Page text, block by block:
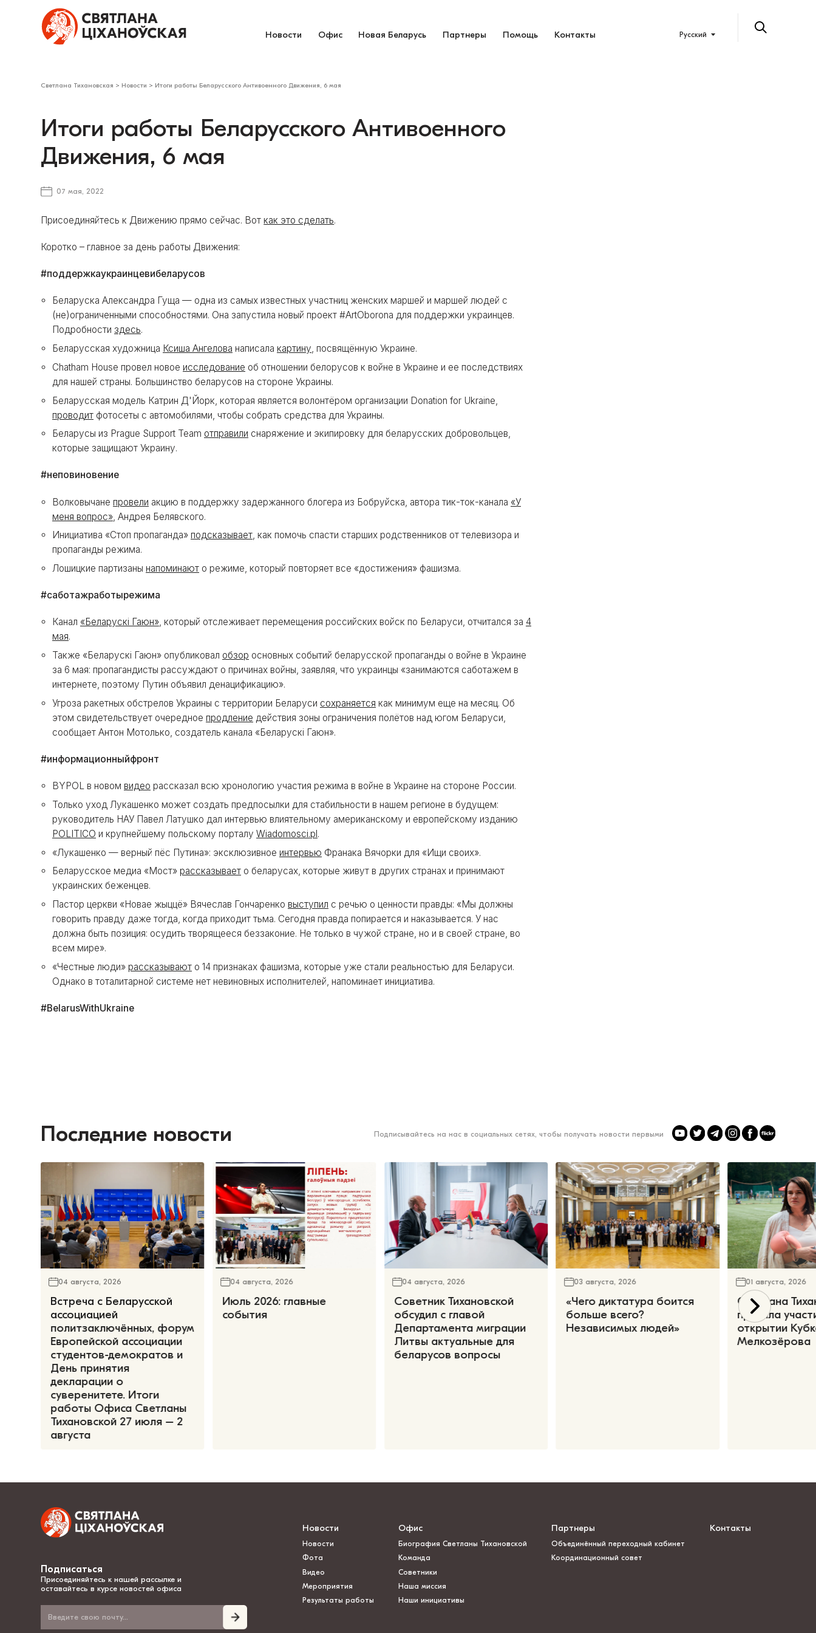
Новости Офис Новая Беларусь Партнеры Помощь Контакты Русский
Светлана Тихановская > Новости > Итоги работы Беларусского Антивоенного Движения, 6 мая
Итоги работы Беларусского Антивоенного
Движения, 6 мая
07 мая, 2022
Присоединяйтесь к Движению прямо сейчас. Воткак это сделать.
Коротко – главное за день работы Движения:
#поддержкаукраинцевибеларусов
Беларуска Александра Гуща — одна из самых известных участниц женских маршей и маршей людей с
(не)ограниченными способностями. Она запустила новый проект #ArtOborona для поддержки украинцев.
Подробности здесь.
Беларусская художница Ксиша Ангелова написала картину, посвящённую Украине.
Chatham House провел новое исследование об отношении белорусов к войне в Украине и ее последствиях
для нашей страны. Большинство беларусов на стороне Украины.
Беларусская модель Катрин Д'Йорк, которая является волонтёром организации Donation for Ukraine,
проводит фотосеты с автомобилями, чтобы собрать средства для Украины.
Беларусы из Prague Support Team отправили снаряжение и экипировку для беларусских добровольцев,
которые защищают Украину.
#неповиновение
Волковычане провели акцию в поддержку задержанного блогера из Бобруйска, автора тик-ток-канала «У
меня вопрос» , Андрея Белявского.
Инициатива «Стоп пропаганда» подсказывает, как помочь спасти старших родственников от телевизора и
пропаганды режима.
Лошицкие партизаны напоминают о режиме, который повторяет все «достижения» фашизма.
#саботажработырежима
Канал «Беларускі Гаюн», который отслеживает перемещения российских войск по Беларуси, отчитался за 4
мая.
Также «Беларускі Гаюн» опубликовал обзор основных событий беларусской пропаганды о войне в Украине
за 6 мая: пропагандисты рассуждают о причинах войны, заявляя, что украинцы «занимаются саботажем в
интернете, поэтому Путин объявил денацификацию».
Угроза ракетных обстрелов Украины с территории Беларуси сохраняется как минимум еще на месяц. Об
этом свидетельствует очередное продление действия зоны ограничения полётов над югом Беларуси,
сообщает Антон Мотолько, создатель канала «Беларускі Гаюн».
#информационныйфронт
BYPOL в новом видео рассказал всю хронологию участия режима в войне в Украине на стороне России.
Только уход Лукашенко может создать предпосылки для стабильности в нашем регионе в будущем:
руководитель НАУ Павел Латушко дал интервью влиятельному американскому и европейскому изданию
POLITICO и крупнейшему польскому порталу Wiadomosci.pl.
«Лукашенко — верный пёс Путина»: эксклюзивное интервью Франака Вячорки для «Ищи своих».
Беларусское медиа «Мост» рассказывает о беларусах, которые живут в других странах и принимают
украинских беженцев.
Пастор церкви «Новае жыццё» Вячеслав Гончаренко выступил с речью о ценности правды: «Мы должны
говорить правду даже тогда, когда приходит тьма. Сегодня правда попирается и наказывается. У нас
должна быть позиция: осудить творящееся беззаконие. Не только в чужой стране, но и в своей стране, во
всем мире».
«Честные люди» рассказывают о 14 признаках фашизма, которые уже стали реальностью для Беларуси.
Однако в тоталитарной системе нет невиновных исполнителей, напоминает инициатива.
#BelarusWithUkraine
Последние новости Подписывайтесь на нас в социальных сетях, чтобы получать новости первыми
04 августа, 2026
Встреча с Беларусской
ассоциацией
политзаключённых, форум
Европейской ассоциации
студентов-демократов и
День принятия
декларации о
суверенитете. Итоги
работы Офиса Светланы
Тихановской 27 июля – 2
августа
04 августа, 2026
Июль 2026: главные
события
04 августа, 2026
Советник Тихановской
обсудил с главой
Департамента миграции
Литвы актуальные для
беларусов вопросы
03 августа, 2026
«Чего диктатура боится
больше всего?
Независимых людей»
01 августа, 2026
Светлана
приняла
открытии
Мелкозёрова
Подписаться
Присоединяйтесь к нашей рассылке и
оставайтесь в курсе новостей офиса
Новости
Новости
Фота
Видео
Мероприятия
Результаты работы
Офис
Биография Светланы Тихановской
Команда
Советники
Наша миссия
Наши инициативы
Партнеры
Объединённый переходный кабинет
Координационный совет
Контакты